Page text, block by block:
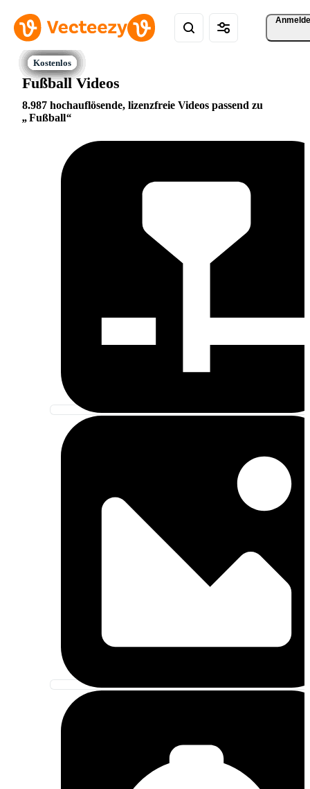
Fußball Videos
8.987 hochauflösende, lizenzfreie Videos passend zu
Fußball